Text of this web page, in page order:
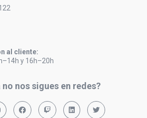
al cliente:
y 16h–20h
no nos sigues en redes?